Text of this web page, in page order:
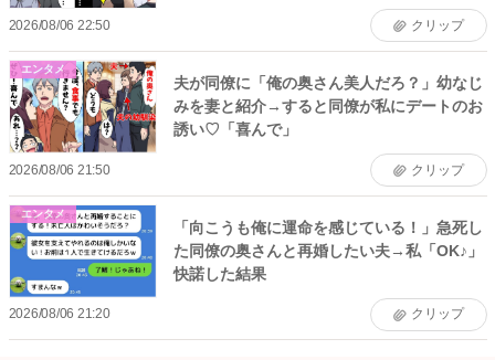
2026/08/06 22:50 クリップ
エンタメ
夫が同僚に「俺の奥さん美人だろ？」幼なじ
みを妻と紹介→すると同僚が私にデートのお
誘い♡「喜んで」
2026/08/06 21:50 クリップ
エンタメ
「向こうも俺に運命を感じている！」急死し
た同僚の奥さんと再婚したい夫→私「OK♪」
快諾した結果
2026/08/06 21:20 クリップ